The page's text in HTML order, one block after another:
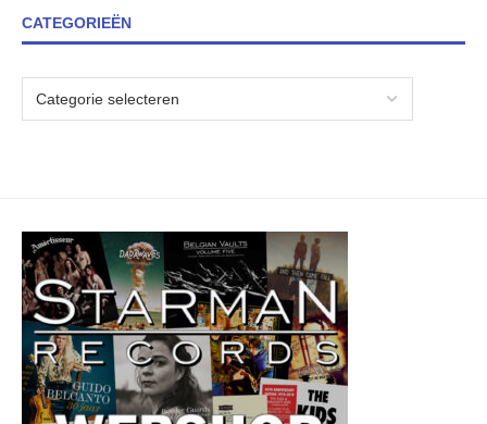
CATEGORIEËN